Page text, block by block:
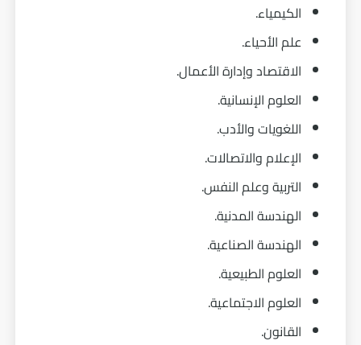
الكيمياء.
علم الأحياء.
الاقتصاد وإدارة الأعمال.
العلوم الإنسانية.
اللغويات والأدب.
الإعلام والاتصالات.
التربية وعلم النفس.
الهندسة المدنية.
الهندسة الصناعية.
العلوم الطبيعية.
العلوم الاجتماعية.
القانون.